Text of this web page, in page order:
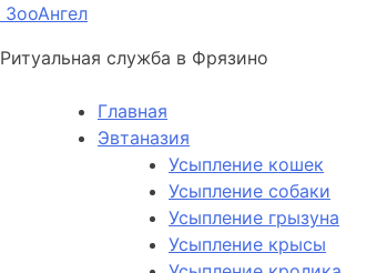
ЗооАнгел
Ритуальная служба в Фрязино
Главная
Эвтаназия
Усыпление кошек
Усыпление собаки
Усыпление грызуна
Усыпление крысы